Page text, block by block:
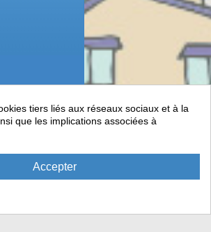
tiers liés aux réseaux sociaux et à la
que les implications associées à
Accepter